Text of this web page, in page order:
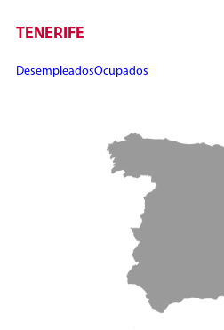
TENERIFE
DesempleadosOcupados